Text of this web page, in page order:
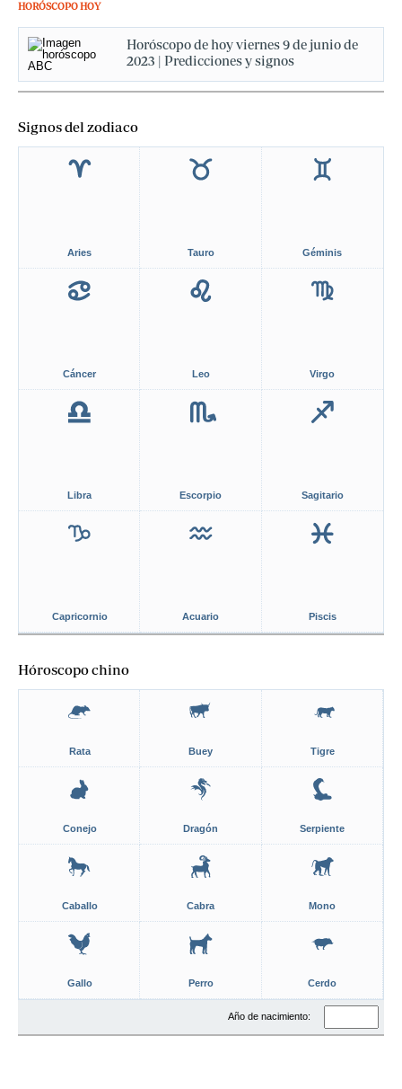
HORÓSCOPO HOY
Horóscopo de hoy viernes 9 de junio de
2023 | Predicciones y signos
Signos del zodiaco
Aries Tauro Géminis
Cáncer Leo Virgo
Libra Escorpio Sagitario
Capricornio Acuario Piscis
Hóroscopo chino
Rata Buey Tigre
Conejo Dragón Serpiente
Caballo Cabra Mono
Gallo Perro Cerdo
Año de nacimiento: